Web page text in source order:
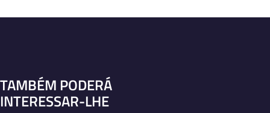
TAMBÉM PODERÁ
INTERESSAR-LHE